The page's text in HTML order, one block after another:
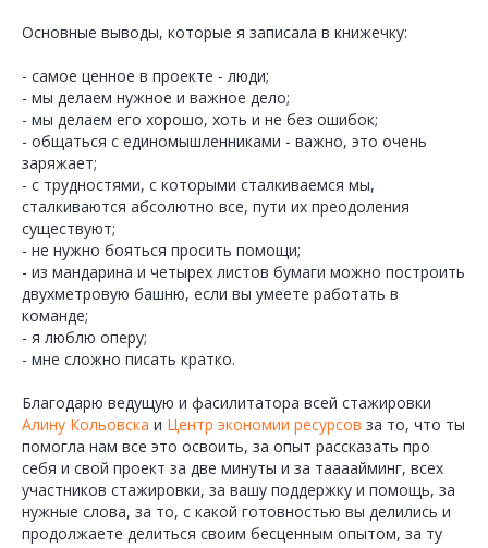
Основные выводы, которые я записала в книжечку:
- самое ценное в проекте - люди;
- мы делаем нужное и важное дело;
- мы делаем его хорошо, хоть и не без ошибок;
- общаться с единомышленниками - важно, это очень
заряжает;
- с трудностями, с которыми сталкиваемся мы,
сталкиваются абсолютно все, пути их преодоления
существуют;
- не нужно бояться просить помощи;
- из мандарина и четырех листов бумаги можно построить
двухметровую башню, если вы умеете работать в
команде;
- я люблю оперу;
- мне сложно писать кратко.
Благодарю ведущую и фасилитатора всей стажировки
Алину Кольовска и Центр экономии ресурсов за то, что ты
помогла нам все это освоить, за опыт рассказать про
себя и свой проект за две минуты и за таааайминг, всех
участников стажировки, за вашу поддержку и помощь, за
нужные слова, за то, с какой готовностью вы делились и
продолжаете делиться своим бесценным опытом, за ту